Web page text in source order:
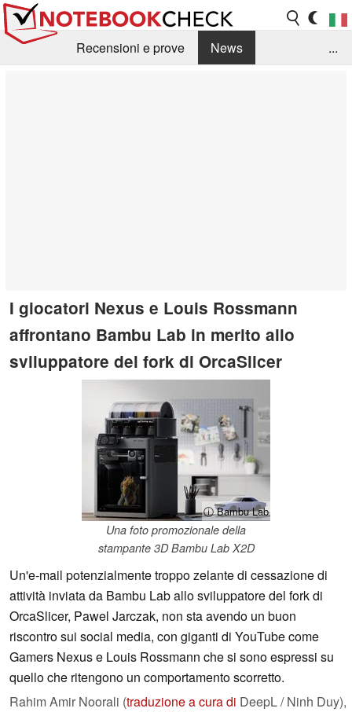
Recensioni e prove
News
...
I giocatori Nexus e Louis Rossmann
affrontano Bambu Lab in merito allo
sviluppatore del fork di OrcaSlicer
ⓘ Bambu Lab
Una foto promozionale della
stampante 3D Bambu Lab X2D
Un'e-mail potenzialmente troppo zelante di cessazione di
attività inviata da Bambu Lab allo sviluppatore del fork di
OrcaSlicer, Pawel Jarczak, non sta avendo un buon
riscontro sui social media, con giganti di YouTube come
Gamers Nexus e Louis Rossmann che si sono espressi su
quello che ritengono un comportamento scorretto.
Rahim Amir Noorali (traduzione a cura di DeepL / Ninh Duy),